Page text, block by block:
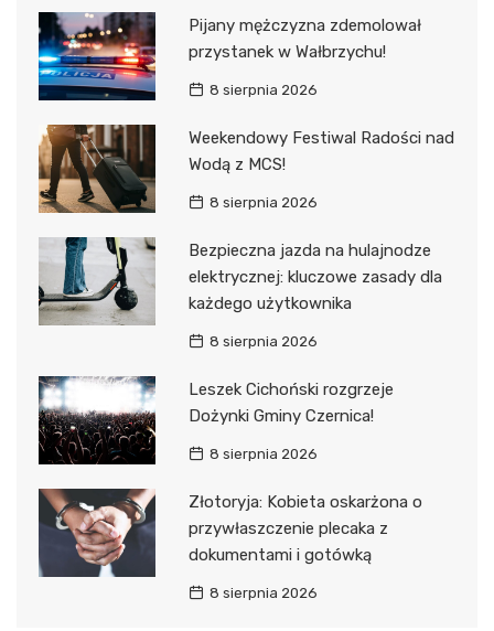
Pijany mężczyzna zdemolował
przystanek w Wałbrzychu!
8 sierpnia 2026
Weekendowy Festiwal Radości nad
Wodą z MCS!
8 sierpnia 2026
Bezpieczna jazda na hulajnodze
elektrycznej: kluczowe zasady dla
każdego użytkownika
8 sierpnia 2026
Leszek Cichoński rozgrzeje
Dożynki Gminy Czernica!
8 sierpnia 2026
Złotoryja: Kobieta oskarżona o
przywłaszczenie plecaka z
dokumentami i gotówką
8 sierpnia 2026